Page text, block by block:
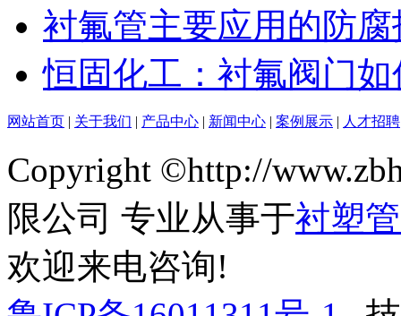
衬氟管主要应用的防
恒固化工：衬氟阀门
网站首页 关于我们 产品中心 新闻中心 案例展示 人才招聘
Copyright ©http://
限公司 专业从事于衬塑
欢迎来电咨询!